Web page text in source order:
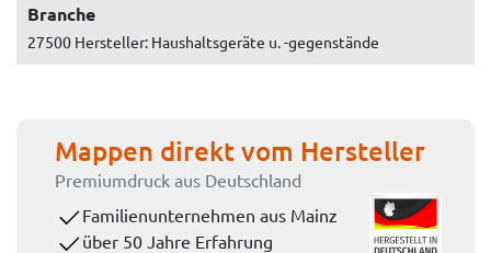
Branche
27500 Hersteller: Haushaltsgeräte u. -gegenstände
Mappen direkt vom Hersteller
Premiumdruck aus Deutschland
Familienunternehmen aus Mainz
über 50 Jahre Erfahrung